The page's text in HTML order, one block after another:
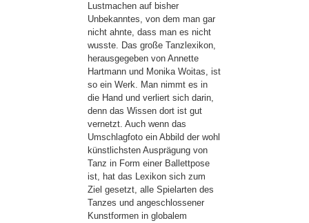
Lustmachen auf bisher
Unbekanntes, von dem man gar
nicht ahnte, dass man es nicht
wusste. Das große Tanzlexikon,
herausgegeben von Annette
Hartmann und Monika Woitas, ist
so ein Werk. Man nimmt es in
die Hand und verliert sich darin,
denn das Wissen dort ist gut
vernetzt. Auch wenn das
Umschlagfoto ein Abbild der wohl
künstlichsten Ausprägung von
Tanz in Form einer Ballettpose
ist, hat das Lexikon sich zum
Ziel gesetzt, alle Spielarten des
Tanzes und angeschlossener
Kunstformen in globalem